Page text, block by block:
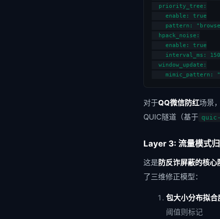
  priority_tree:
    enable: true
pattern:
  hpack_noise:
    enable: true
interval_ms:
  window_update:
mimic_pattern:
对于QQ微信防红场景
QUIC隧道（基于
Layer 3: 流量模式
这是防反诈屏蔽的核心
了三维修正模型：
包大小分布拟合
阈值则标记